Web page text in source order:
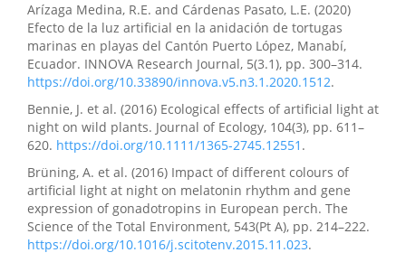
Arízaga Medina, R.E. and Cárdenas Pasato, L.E. (2020)
Efecto de la luz artificial en la anidación de tortugas
marinas en playas del Cantón Puerto López, Manabí,
Ecuador. INNOVA Research Journal, 5(3.1), pp. 300–314.
https://doi.org/10.33890/innova.v5.n3.1.2020.1512.
Bennie, J. et al. (2016) Ecological effects of artificial light at
night on wild plants. Journal of Ecology, 104(3), pp. 611–
620. https://doi.org/10.1111/1365-2745.12551 .
Brüning, A. et al. (2016) Impact of different colours of
artificial light at night on melatonin rhythm and gene
expression of gonadotropins in European perch. The
Science of the Total Environment, 543(Pt A), pp. 214–222.
https://doi.org/10.1016/j.scitotenv.2015.11.023.